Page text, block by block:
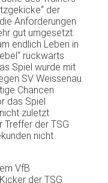
der
Anforderungen
gut umgesetzt.
endlich Leben in
rückwärts
Spiel wurde mit
SV Weissenau
Chancen
das Spiel
zuletzt
Treffer der TSG
nicht
VfB
der TSG